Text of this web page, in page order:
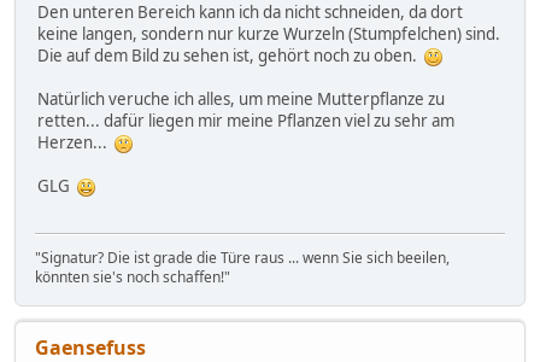
Den unteren Bereich kann ich da nicht schneiden, da dort
keine langen, sondern nur kurze Wurzeln (Stumpfelchen) sind.
Die auf dem Bild zu sehen ist, gehört noch zu oben.
Natürlich veruche ich alles, um meine Mutterpflanze zu
retten... dafür liegen mir meine Pflanzen viel zu sehr am
Herzen...
GLG
"Signatur? Die ist grade die Türe raus ... wenn Sie sich beeilen,
könnten sie's noch schaffen!"
Gaensefuss